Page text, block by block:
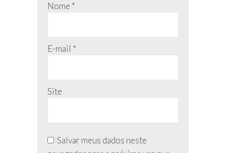
Nome *
E-mail *
Site
Salvar meus dados neste